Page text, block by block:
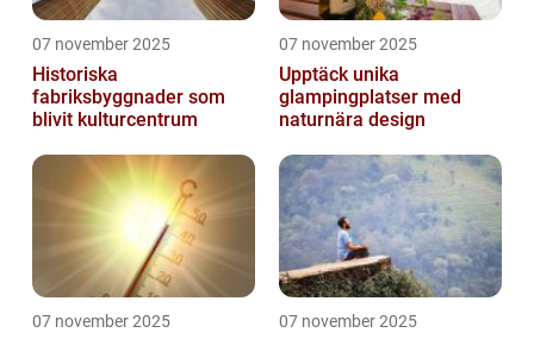
07 november 2025
Historiska
fabriksbyggnader som
blivit kulturcentrum
07 november 2025
Upptäck unika
glampingplatser med
naturnära design
07 november 2025 07 november 2025